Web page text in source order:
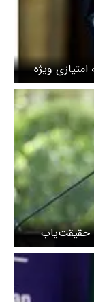
ویژه
حقیقت‌یاب